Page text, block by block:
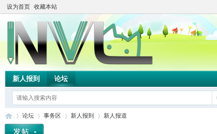
设为首页 收藏本站
新人报到 论坛
论坛 事务区 新人报到 新人报道